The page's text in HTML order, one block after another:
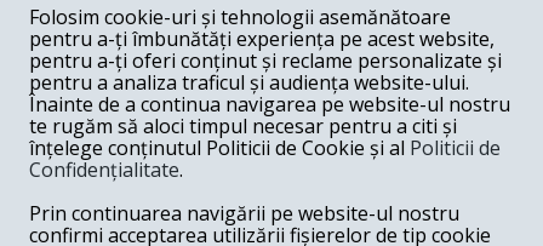
contract foarte mare, submarinele fiind foarte scumpe si
e loc de spagi imense dar pentru numele lui D-zeu,
macar comisionati ceva folositor ca artilerie
autopropulsata si tancuri. Nu doar un batalion de
tancuri, ca nu aveti ce face cu 50 de tancuri.
Răspunde
Darie -03-07-2023
În război e tanc un nimicitor. Dar pentru noi era mai bun
cel israelian. Acela era potrivit pentru noi. Abrams-ul va
Folosim cookie-uri și tehnologii asemănătoare
pentru a-ți îmbunătăți experiența pe acest website,
pentru a-ți oferi conținut și reclame personalizate și
pentru a analiza traficul și audiența website-ului.
Înainte de a continua navigarea pe website-ul nostru
te rugăm să aloci timpul necesar pentru a citi și
înțelege conținutul Politicii de Cookie și al Politicii de
Confidențialitate.
Prin continuarea navigării pe website-ul nostru
confirmi acceptarea utilizării fișierelor de tip cookie